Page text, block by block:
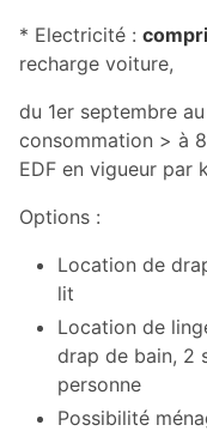
* Electricité :
recharge voiture,
du 1er septembre
consommation > à
EDF en vigueur par
Options :
Location de
lit
Location de
drap de bain, 2
personne
Possibilité